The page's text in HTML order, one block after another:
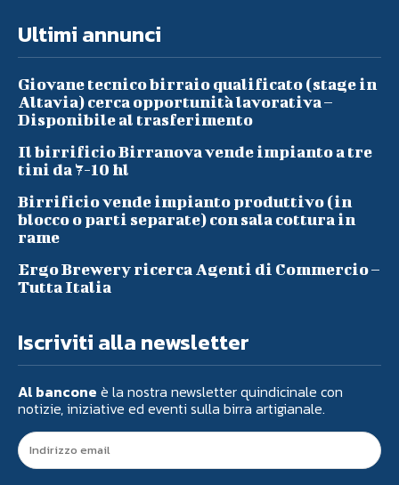
Ultimi annunci
Giovane tecnico birraio qualificato (stage in
Altavia) cerca opportunità lavorativa –
Disponibile al trasferimento
Il birrificio Birranova vende impianto a tre
tini da 7-10 hl
Birrificio vende impianto produttivo (in
blocco o parti separate) con sala cottura in
rame
Ergo Brewery ricerca Agenti di Commercio –
Tutta Italia
Iscriviti alla newsletter
Al bancone è la nostra newsletter quindicinale con
notizie, iniziative ed eventi sulla birra artigianale.